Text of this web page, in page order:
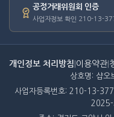
공정거래위원회 인증
사업자정보 확인 210-13-
개인정보 처리방침 이용약관
상호명: 샵오
사업자등록번호: 210-13-
2025-